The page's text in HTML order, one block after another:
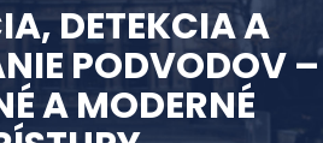
DETEKCIA A
PODVODOV –
A MODERNÉ